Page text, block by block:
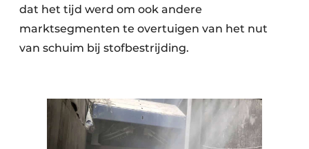
dat het tijd werd om ook andere
marktsegmenten te overtuigen van het nut
van schuim bij stofbestrijding.